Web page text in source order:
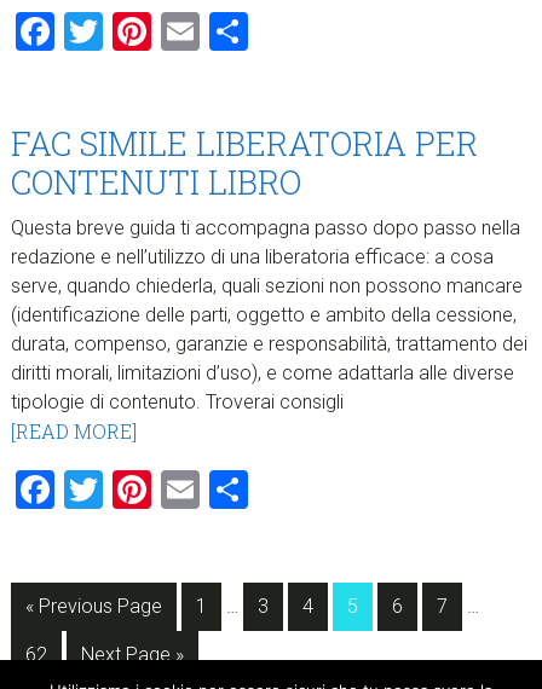
Facebook
Twitter
Pinterest
EmailCondividi
FAC SIMILE LIBERATORIA PER
CONTENUTI LIBRO​
Questa breve guida ti accompagna passo dopo passo nella
redazione e nell’utilizzo di una liberatoria efficace: a cosa
serve, quando chiederla, quali sezioni non possono mancare
(identificazione delle parti, oggetto e ambito della cessione,
durata, compenso, garanzie e responsabilità, trattamento dei
diritti morali, limitazioni d’uso), e come adattarla alle diverse
tipologie di contenuto. Troverai consigli
[READ MORE]
Facebook
Twitter
Pinterest
EmailCondividi
« Go
Previous Page Page
1
Interim
… Page
3 Page
4 Page
5 Page
6 Page
7 …
Page
62
Go
to
Next Page »